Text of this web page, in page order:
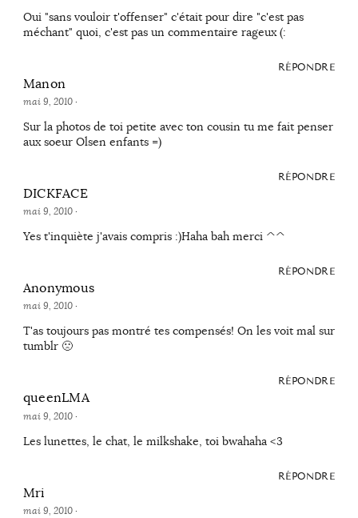
Oui "sans vouloir t'offenser" c'était pour dire "c'est pas
méchant" quoi, c'est pas un commentaire rageux (:
RÉPONDRE
Manon
mai 9, 2010·
Sur la photos de toi petite avec ton cousin tu me fait penser
aux soeur Olsen enfants =)
RÉPONDRE
DICKFACE
mai 9, 2010·
Yes t'inquiète j'avais compris :)Haha bah merci ^^
RÉPONDRE
Anonymous
mai 9, 2010·
T'as toujours pas montré tes compensés! On les voit mal sur
tumblr 🙁
RÉPONDRE
queenLMA
mai 9, 2010·
Les lunettes, le chat, le milkshake, toi bwahaha <3
RÉPONDRE
Mri
mai 9, 2010·